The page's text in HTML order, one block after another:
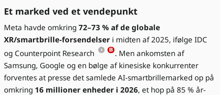
Et marked ved et vendepunkt
Meta havde omkring 72–73 % af de globale
XR/smartbrille-forsendelser i midten af 2025, ifølge IDC
og Counterpoint Research
. Men ankomsten af
Samsung, Google og en bølge af kinesiske konkurrenter
forventes at presse det samlede AI-smartbrillemarked op på
omkring 16 millioner enheder i 2026, et hop på 85 % år-